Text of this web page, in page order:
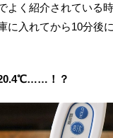
よく紹介されている時
に入れてから10分後
！？